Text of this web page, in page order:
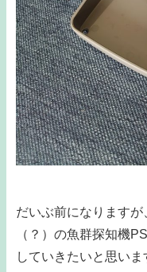
だいぶ前になります
（？）の魚群探知機
していきたいと思いま